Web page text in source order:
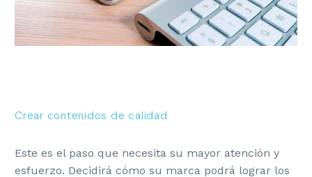
Crear contenidos de calidad
Este es el paso que necesita su mayor atención y
esfuerzo. Decidirá cómo su marca podrá lograr los